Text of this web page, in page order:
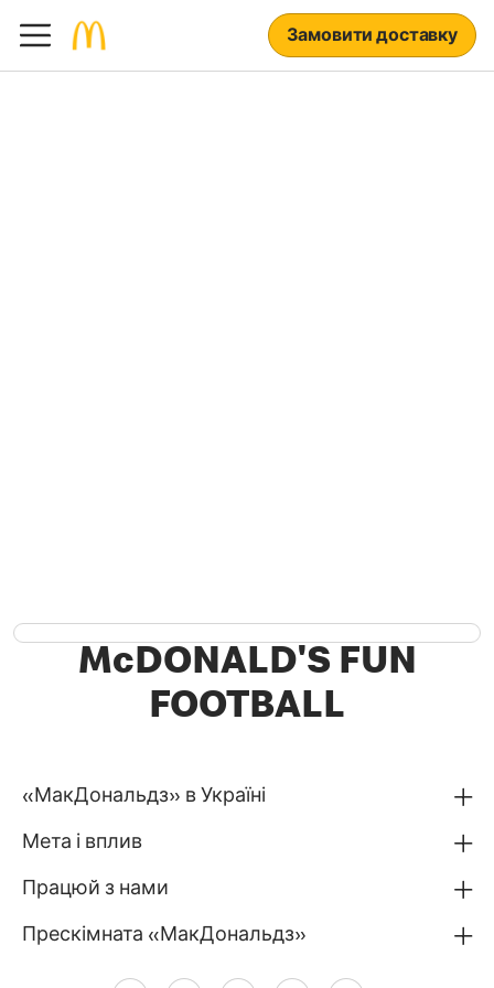
Замовити доставку
McDONALD'S FUN
FOOTBALL
«МакДональдз» в Україні
Мета і вплив
Працюй з нами
Прескімната «МакДональдз»